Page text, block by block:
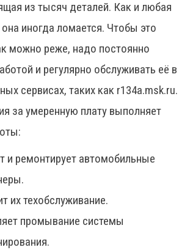
из тысяч деталей. Как и любая
она иногда ломается. Чтобы это
можно реже, надо постоянно
и регулярно обслуживать её в
сервисах, таких как r134a.msk.ru.
за умеренную плату выполняет
и ремонтирует автомобильные
их техобслуживание.
промывание системы